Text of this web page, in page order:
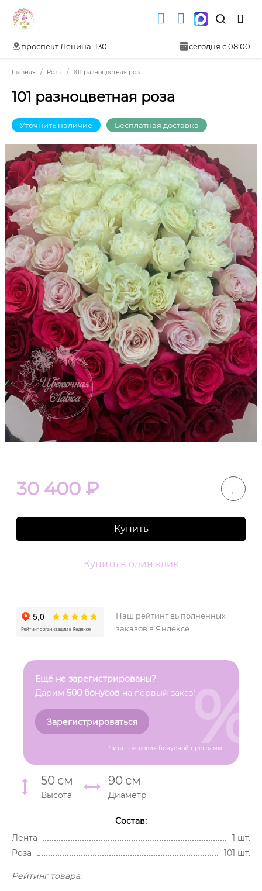
проспект Ленина, 130 сегодня с 08:00
Главная Розы 101 разноцветная роза
101 разноцветная роза
Уточнить наличие Бесплатная доставка
30 400 ₽
Купить
Купить в один клик
Наш рейтинг выполненных
заказов в Яндексе
Ещё не зарегистрированы?
Дарим 500 бонусов на первый заказ!
Зарегистрироваться
Читать условия бонусной программы
%
50 см
Высота
90 см
Диаметр
Состав:
Лента
1 шт.
Роза
101 шт.
Рейтинг товара: